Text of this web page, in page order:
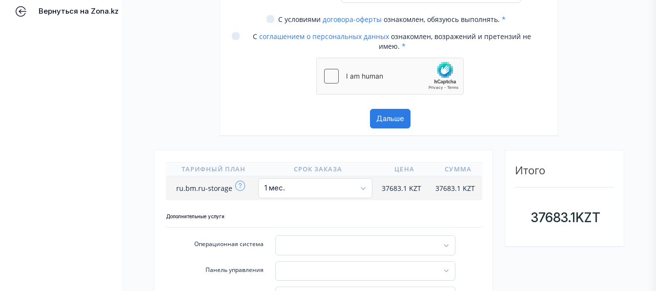
Вернуться на Zona.kz
С условиями договора-оферты ознакомлен, обязуюсь выполнять. *
С соглашением о персональных данных ознакомлен, возражений и претензий не
имею. *
ТАРИФНЫЙ ПЛАН СРОК ЗАКАЗА ЦЕНА СУММА
ru.bm.ru-storage 37683.1 KZT 37683.1 KZT
Дополнительные услуги
Операционная система
Панель управления
Итого
37683.1KZT